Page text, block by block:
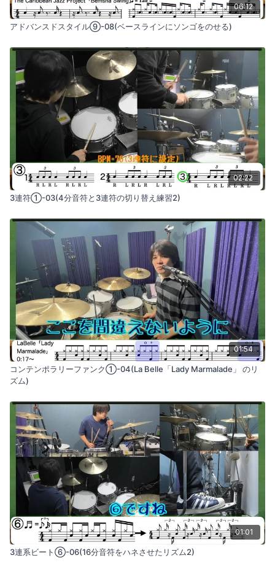
06:12
アドバンスドスタイル⑨-08(ベースラインにソンゴをのせる)
02:22
3連符①-03(4分音符と3連符の切り替え練習2)
01:54
コンテンポラリーファンク①-04(La Belle「Lady Marmalade」 のリ
ズム)
01:01
3連系ビート⑥-06(16分音符をハネさせたリズム2)